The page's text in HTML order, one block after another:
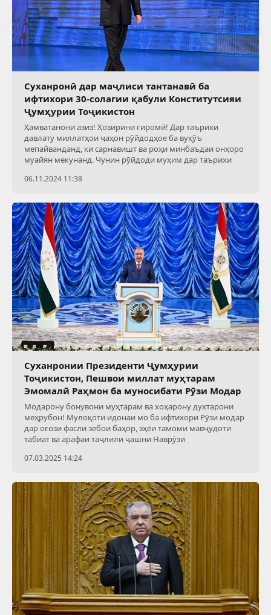
Суханронӣ дар маҷлиси тантанавӣ ба
ифтихори 30-солагии қабули Конститутсияи
Ҷумҳурии Тоҷикистон
Ҳамватанони азиз! Ҳозирини гиромӣ! Дар таърихи
давлату миллатҳои ҷаҳон рӯйдодҳое ба вуқӯъ
мепайванданд, ки сарнавишт ва роҳи минбаъдаи онҳоро
муайян мекунанд. Чунин рӯйдоди муҳим дар таърихи
06.11.2024 11:38
Суханронии Президенти Ҷумҳурии
Тоҷикистон, Пешвои миллат муҳтарам
Эмомалӣ Раҳмон ба муносибати Рӯзи Модар
Модарону бонувони муҳтарам ва хоҳарону духтарони
меҳрубон! Мулоқоти идонаи мо ба ифтихори Рӯзи модар
дар оғози фасли зебои баҳор, эҳёи тамоми мавҷудоти
табиат ва арафаи таҷлили ҷашни Наврӯзи
07.03.2025 14:24